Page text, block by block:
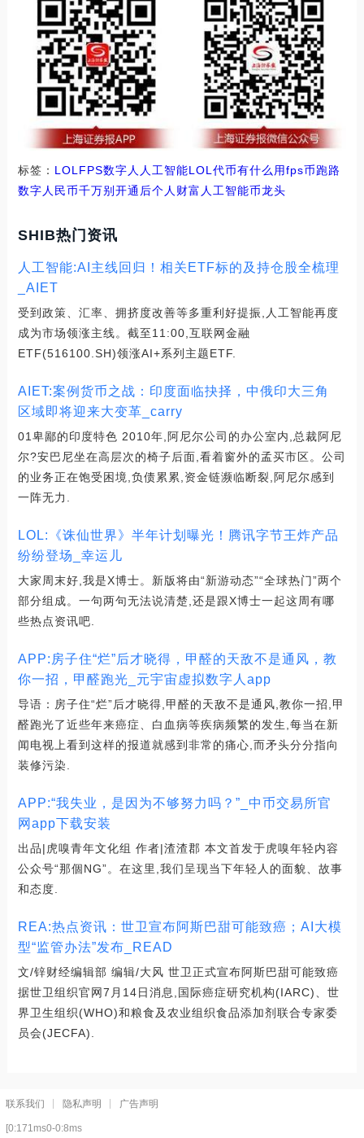
标签： LOL FPS数字人 人工智能LOL代币有什么用fps币跑路
数字人民币千万别开通后个人财富 人工智能币龙头
SHIB热门资讯
人工智能:AI主线回归！相关ETF标的及持仓股全梳理
_AIET
受到政策、汇率、拥挤度改善等多重利好提振,人工智能再度
成为市场领涨主线。截至11:00,互联网金融
ETF(516100.SH)领涨AI+系列主题ETF.
AIET:案例货币之战：印度面临抉择，中俄印大三角
区域即将迎来大变革_carry
01卑鄙的印度特色 2010年,阿尼尔公司的办公室内,总裁阿尼
尔?安巴尼坐在高层次的椅子后面,看着窗外的孟买市区。公司
的业务正在饱受困境,负债累累,资金链濒临断裂,阿尼尔感到
一阵无力.
LOL:《诛仙世界》半年计划曝光！腾讯字节王炸产品
纷纷登场_幸运儿
大家周末好,我是X博士。新版将由“新游动态”“全球热门”两个
部分组成。一句两句无法说清楚,还是跟X博士一起这周有哪
些热点资讯吧.
APP:房子住“烂”后才晓得，甲醛的天敌不是通风，教
你一招，甲醛跑光_元宇宙虚拟数字人app
导语：房子住“烂”后才晓得,甲醛的天敌不是通风,教你一招,甲
醛跑光了近些年来癌症、白血病等疾病频繁的发生,每当在新
闻电视上看到这样的报道就感到非常的痛心,而矛头分分指向
装修污染.
APP:“我失业，是因为不够努力吗？”_中币交易所官
网app下载安装
出品|虎嗅青年文化组 作者|渣渣郡 本文首发于虎嗅年轻内容
公众号“那個NG”。在这里,我们呈现当下年轻人的面貌、故事
和态度.
REA:热点资讯：世卫宣布阿斯巴甜可能致癌；AI大模
型“监管办法”发布_READ
文/锌财经编辑部 编辑/大风 世卫正式宣布阿斯巴甜可能致癌
据世卫组织官网7月14日消息,国际癌症研究机构(IARC)、世
界卫生组织(WHO)和粮食及农业组织食品添加剂联合专家委
员会(JECFA).
联系我们 隐私声明 广告声明
[0:171ms0-0:8ms